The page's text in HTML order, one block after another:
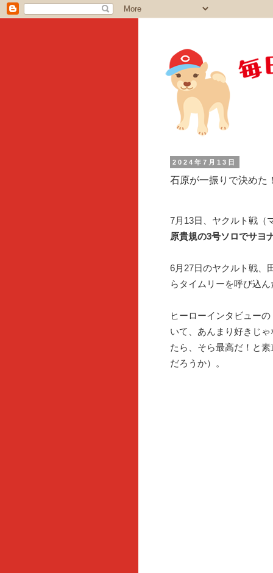
2024年7月13日
石原が一振りで決めた
7月13日、ヤクルト戦（
原貴規の3号ソロでサヨ
6月27日のヤクルト戦、
らタイムリーを呼び込
ヒーローインタビュー
いて、あんまり好きじ
たら、そら最高だ！と
だろうか）。